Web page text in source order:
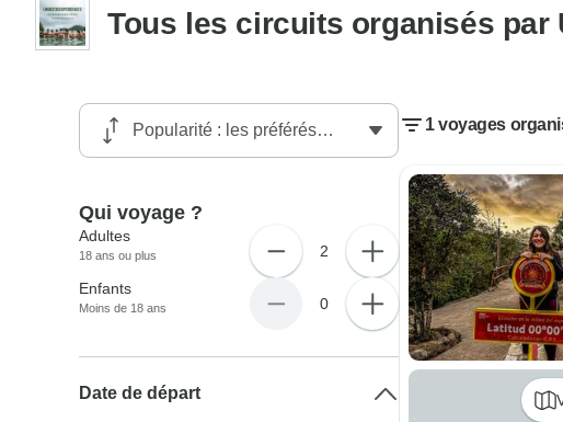
Tous les circuits organisés par
1 voyages
Qui voyage ?
Adultes
18 ans ou plus 2
Enfants
Moins de 18 ans 0
Date de départ